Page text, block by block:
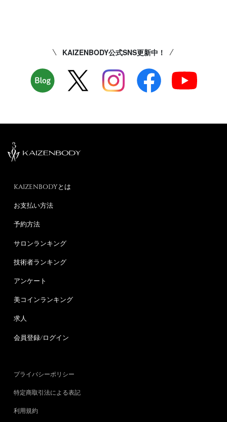
KAIZENBODY公式SNS更新中！
KAIZENBODYとは
お支払い方法
予約方法
サロンランキング
技術者ランキング
アンケート
美コインランキング
求人
会員登録/ログイン
プライバシーポリシー
特定商取引法による表記
利用規約